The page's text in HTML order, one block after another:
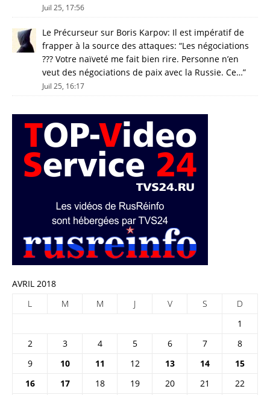
Juil 25, 17:56
Le Précurseur sur Boris Karpov: Il est impératif de
frapper à la source des attaques: “Les négociations
??? Votre naïveté me fait bien rire. Personne n’en
veut des négociations de paix avec la Russie. Ce…”
Juil 25, 16:17
AVRIL 2018
L
M M J V S
D
1
2
3 4 5 6 7
8
9
10 11 12 13 14
15
16
17 18 19 20 21 22